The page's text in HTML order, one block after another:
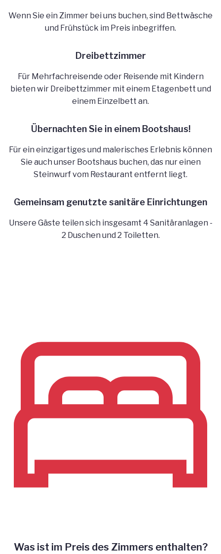
Wenn Sie ein Zimmer bei uns buchen, sind Bettwäsche
und Frühstück im Preis inbegriffen.
Dreibettzimmer
Für Mehrfachreisende oder Reisende mit Kindern
bieten wir Dreibettzimmer mit einem Etagenbett und
einem Einzelbett an.
Übernachten Sie in einem Bootshaus!
Für ein einzigartiges und malerisches Erlebnis können
Sie auch unser Bootshaus buchen, das nur einen
Steinwurf vom Restaurant entfernt liegt.
Gemeinsam genutzte sanitäre Einrichtungen
Unsere Gäste teilen sich insgesamt 4 Sanitäranlagen -
2 Duschen und 2 Toiletten.
Was ist im Preis des Zimmers enthalten?